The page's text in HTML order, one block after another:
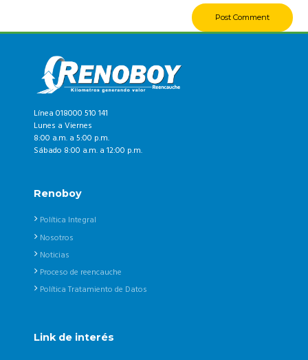
Línea 018000 510 141
Lunes a Viernes
8:00 a.m. a 5:00 p.m.
Sábado 8:00 a.m. a 12:00 p.m.
Renoboy
Política Integral
Nosotros
Noticias
Proceso de reencauche
Política Tratamiento de Datos
Link de interés